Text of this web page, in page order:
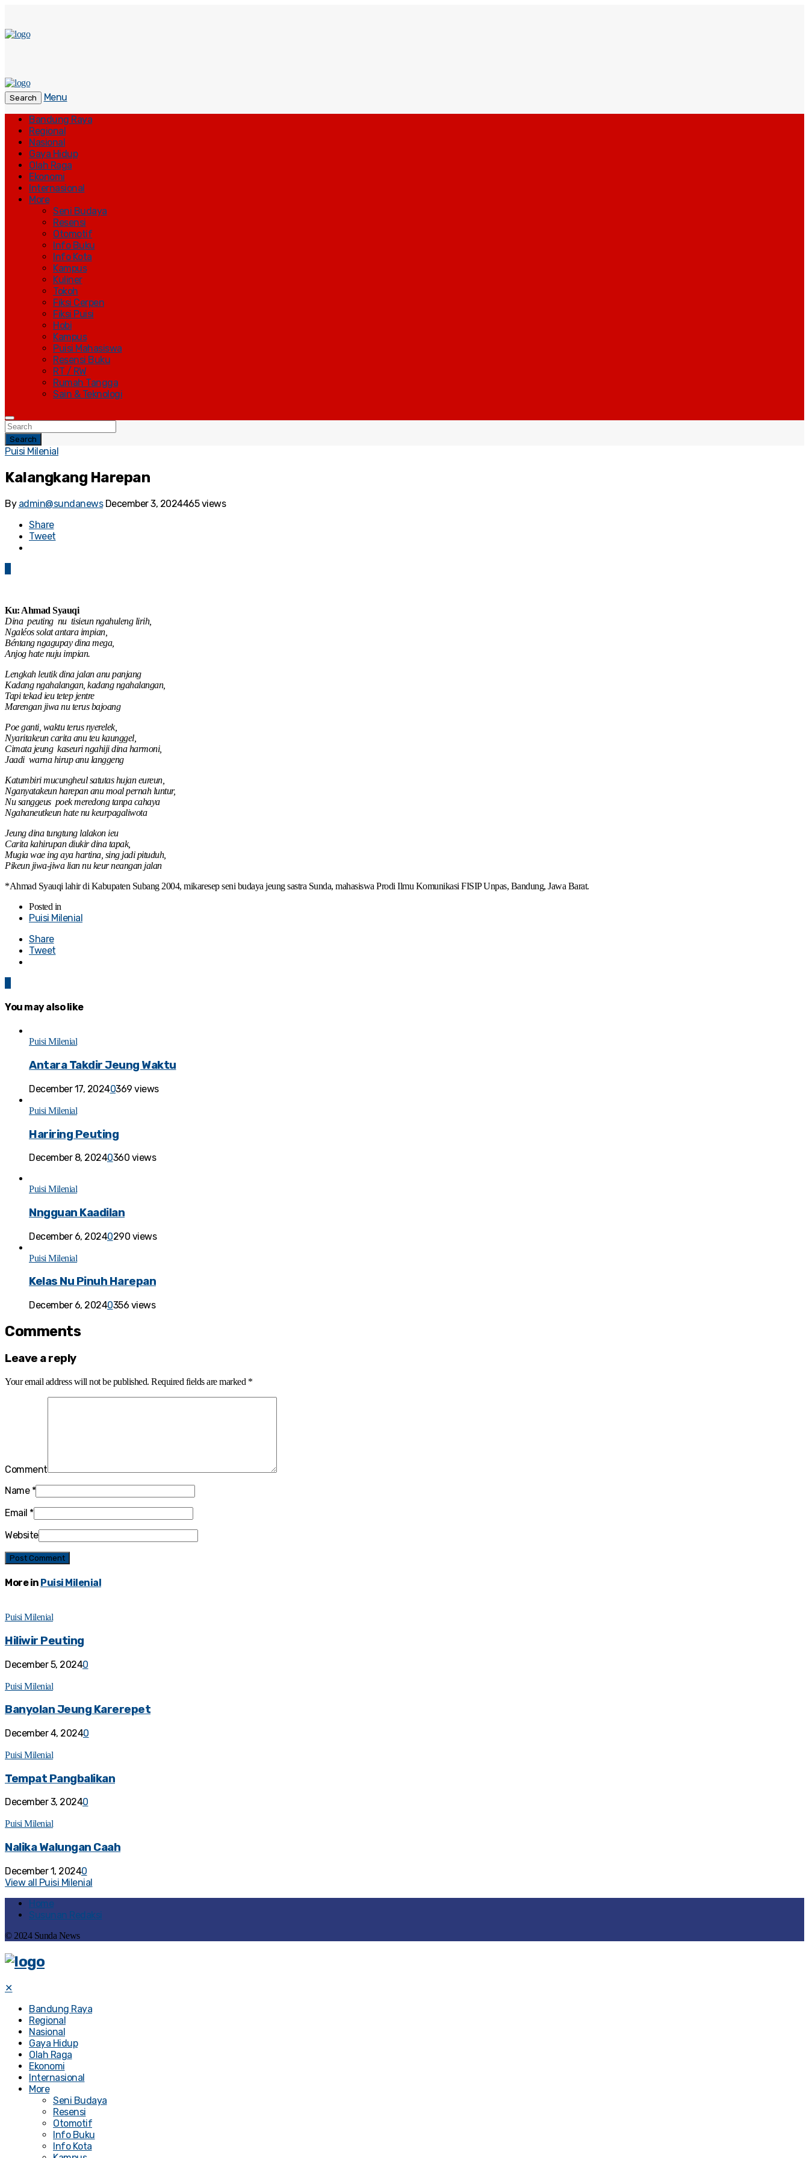
Search
Menu
Bandung Raya
Regional
Nasional
Gaya Hidup
Olah Raga
Ekonomi
Internasional
More
Seni Budaya
Resensi
Otomotif
Info Buku
Info Kota
Kampus
Kuliner
Tokoh
Fiksi Cerpen
Fiksi Puisi
Hobi
Kampus
Puisi Mahasiswa
Resensi Buku
RT / RW
Rumah Tangga
Sain & Teknologi
Search
Puisi Milenial
Kalangkang Harepan
By admin@sundanews December 3, 2024465 views
Share
Tweet
Ku: Ahmad Syauqi
Dina peuting nu tisieun ngahuleng lirih,
Ngaléos solat antara impian,
Béntang ngagupay dina mega,
Anjog hate nuju impian.
Lengkah leutik dina jalan anu panjang
Kadang ngahalangan, kadang ngahalangan,
Tapi tekad ieu tetep jentre
Marengan jiwa nu terus bajoang
Poe ganti, waktu terus nyerelek,
Nyaritakeun carita anu teu kaunggel,
Cimata jeung kaseuri ngahiji dina harmoni,
Jaadi warna hirup anu langgeng
Katumbiri mucungheul satutas hujan eureun,
Nganyatakeun harepan anu moal pernah luntur,
Nu sanggeus poek meredong tanpa cahaya
Ngahaneutkeun hate nu keurpagaliwota
Jeung dina tungtung lalakon ieu
Carita kahirupan diukir dina tapak,
Mugia wae ing aya hartina, sing jadi pituduh,
Pikeun jiwa-jiwa lian nu keur neangan jalan
*Ahmad Syauqi lahir di Kabupaten Subang 2004, mikaresep seni budaya jeung sastra Sunda, mahasiswa Prodi Ilmu Komunikasi FISIP Unpas, Bandung, Jawa Barat.
Posted in
Puisi Milenial
Share
Tweet
You may also like
Puisi Milenial
Antara Takdir Jeung Waktu
December 17, 20240369 views
Puisi Milenial
Hariring Peuting
December 8, 20240360 views
Puisi Milenial
Nngguan Kaadilan
December 6, 20240290 views
Puisi Milenial
Kelas Nu Pinuh Harepan
December 6, 20240356 views
Comments
Leave a reply
Your email address will not be published. Required fields are marked *
Comment
Name *
Email *
Website
More in Puisi Milenial
Puisi Milenial
Hiliwir Peuting
December 5, 20240
Puisi Milenial
Banyolan Jeung Karerepet
December 4, 20240
Puisi Milenial
Tempat Pangbalikan
December 3, 20240
Puisi Milenial
Nalika Walungan Caah
December 1, 20240
View all Puisi Milenial
Home
Susunan Redaksi
© 2024 Sunda News
✕
Bandung Raya
Regional
Nasional
Gaya Hidup
Olah Raga
Ekonomi
Internasional
More
Seni Budaya
Resensi
Otomotif
Info Buku
Info Kota